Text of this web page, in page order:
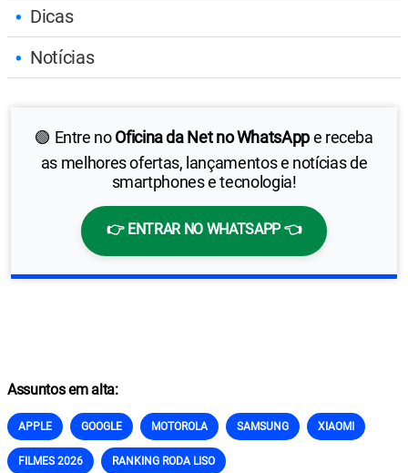
Dicas
Notícias
🟢 Entre noOficina da Net no WhatsAppe receba
as melhores ofertas, lançamentos e notícias de
smartphones e tecnologia!
👉 ENTRAR NO WHATSAPP 👈
Assuntos em alta:
APPLE GOOGLE MOTOROLA SAMSUNG XIAOMI
FILMES 2026 RANKING RODA LISO